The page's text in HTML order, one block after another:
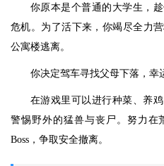
你原本是个普通的大学生，
危机。为了活下来，你竭尽全力
公寓楼逃离。
你决定驾车寻找父母下落，
在游戏里可以进行种菜、养
警惕野外的猛兽与丧尸。努力在
Boss，争取安全撤离。